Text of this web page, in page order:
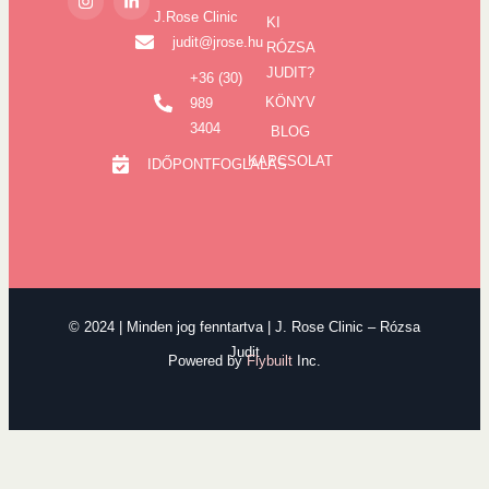
J.Rose Clinic
judit@jrose.hu
+36 (30)
989
3404
IDŐPONTFOGLALÁS
KI
RÓZSA
JUDIT?
KÖNYV
BLOG
KAPCSOLAT
© 2024 | Minden jog fenntartva | J. Rose Clinic – Rózsa
Judit
Powered byFlybuilt Inc.